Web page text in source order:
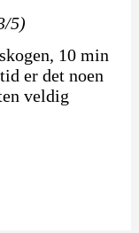
5)
10 min
er det noen
veldig